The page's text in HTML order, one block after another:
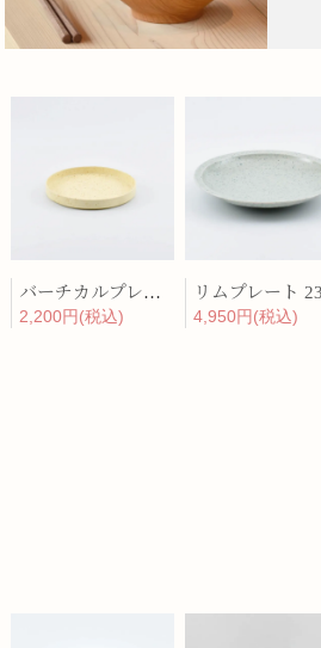
バーチカルプレート 15cm 化粧土
2,200円(税込)
4,950円(税込)